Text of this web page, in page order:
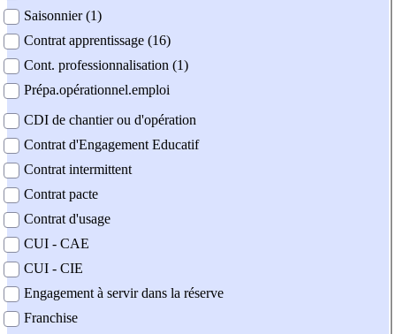
Saisonnier (1)
Contrat apprentissage (16)
Cont. professionnalisation (1)
Prépa.opérationnel.emploi
CDI de chantier ou d'opération
Contrat d'Engagement Educatif
Contrat intermittent
Contrat pacte
Contrat d'usage
CUI - CAE
CUI - CIE
Engagement à servir dans la réserve
Franchise